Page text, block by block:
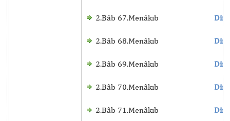
2.Bâb 67.Menâkıb
2.Bâb 68.Menâkıb
2.Bâb 69.Menâkıb
2.Bâb 70.Menâkıb
2.Bâb 71.Menâkıb